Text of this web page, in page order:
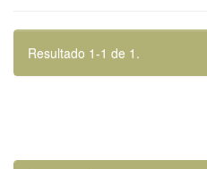
Resultado 1-1 de 1.